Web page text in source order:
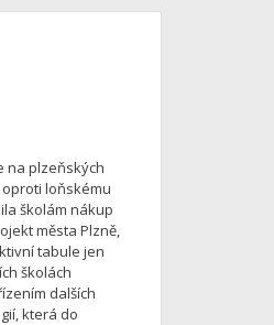
na plzeňských
loňskému
školám nákup
města Plzně,
tabule jen
školách
dalších
která do